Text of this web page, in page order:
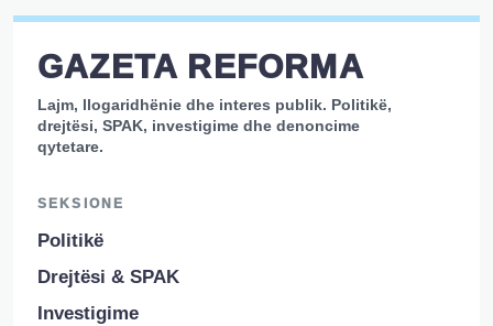
GAZETA REFORMA
Lajm, llogaridhënie dhe interes publik. Politikë,
drejtësi, SPAK, investigime dhe denoncime
qytetare.
SEKSIONE
Politikë
Drejtësi & SPAK
Investigime